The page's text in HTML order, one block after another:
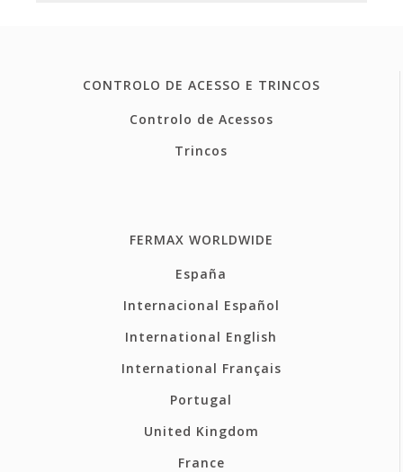
CONTROLO DE ACESSO E TRINCOS
Controlo de Acessos
Trincos
FERMAX WORLDWIDE
España
Internacional Español
International English
International Français
Portugal
United Kingdom
France